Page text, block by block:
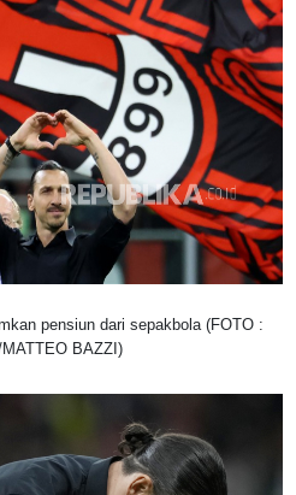
pensiun dari sepakbola (FOTO :
BAZZI)